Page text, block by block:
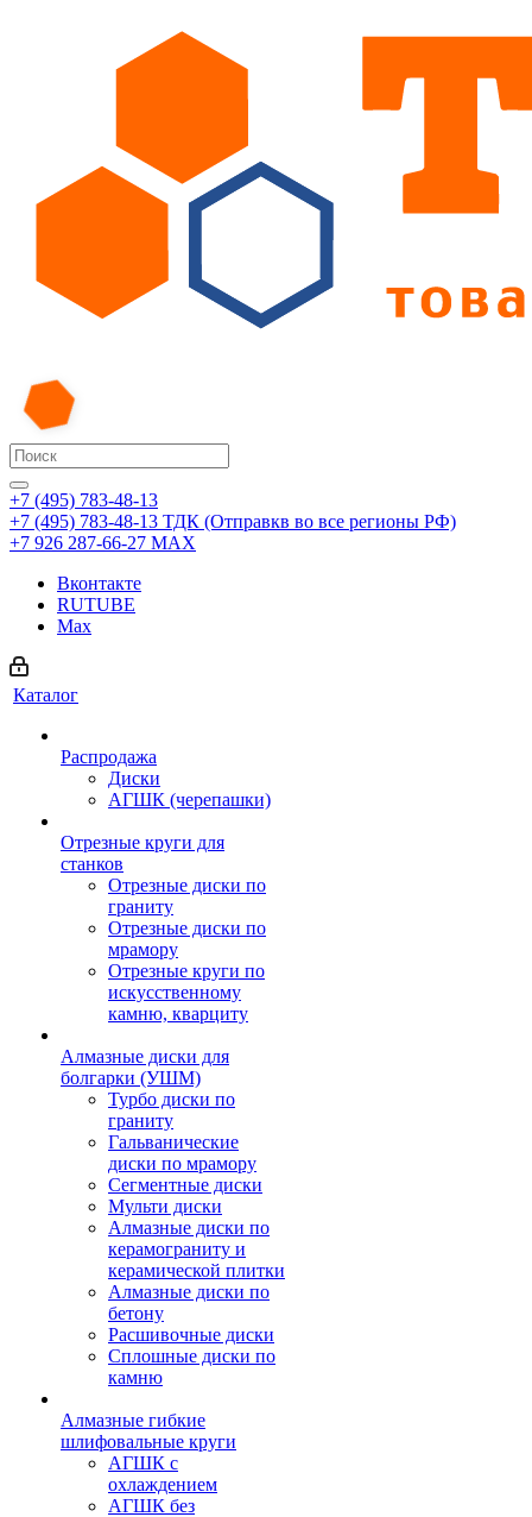
+7 (495) 783-48-13
+7 (495) 783-48-13 ТДК (Отправкв во все регионы РФ)
+7 926 287-66-27 МАХ
Вконтакте
RUTUBE
Max
Каталог
Распродажа
Диски
АГШК (черепашки)
Отрезные круги для
станков
Отрезные диски по
граниту
Отрезные диски по
мрамору
Отрезные круги по
искусственному
камню, кварциту
Алмазные диски для
болгарки (УШМ)
Турбо диски по
граниту
Гальванические
диски по мрамору
Сегментные диски
Мульти диски
Алмазные диски по
керамограниту и
керамической плитки
Алмазные диски по
бетону
Расшивочные диски
Сплошные диски по
камню
Алмазные гибкие
шлифовальные круги
АГШК с
охлаждением
АГШК без